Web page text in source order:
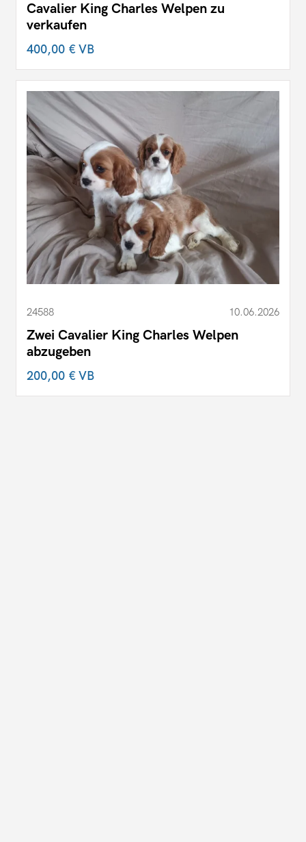
Cavalier King Charles Welpen zu
verkaufen
400,00 €VB
24588 10.06.2026
Zwei Cavalier King Charles Welpen
abzugeben
200,00 €VB